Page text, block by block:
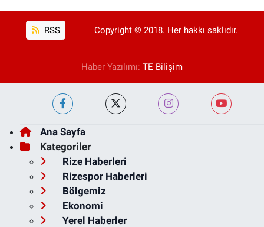
RSS Copyright © 2018. Her hakkı saklıdır.
Haber Yazılımı: TE Bilişim
Ana Sayfa
Kategoriler
Rize Haberleri
Rizespor Haberleri
Bölgemiz
Ekonomi
Yerel Haberler